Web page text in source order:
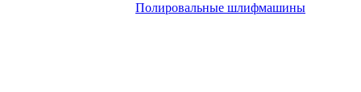
Полировальные шлифмашины